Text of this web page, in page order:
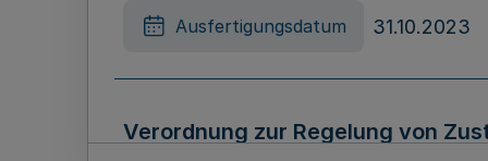
Ausfertigungsdatum 31.10.2023
Verordnung zur Regelung von